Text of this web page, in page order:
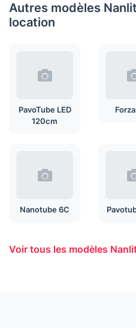
Autres modèles
location
PavoTube LED
120cm
Nanotube 6C
Voir tous les modèles